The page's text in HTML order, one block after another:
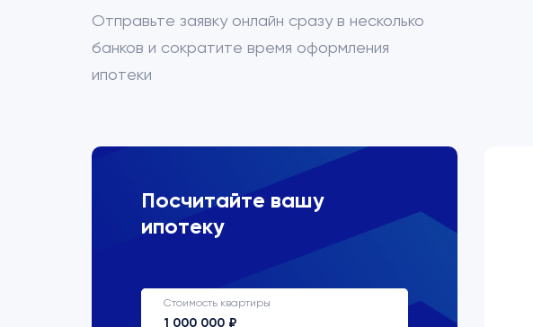
Отправьте заявку онлайн сразу в несколько
банков и сократите время оформления
ипотеки
Посчитайте вашу
ипотеку
Стоимость квартиры
ВТБ
Процентная ставка
Срок кредитования